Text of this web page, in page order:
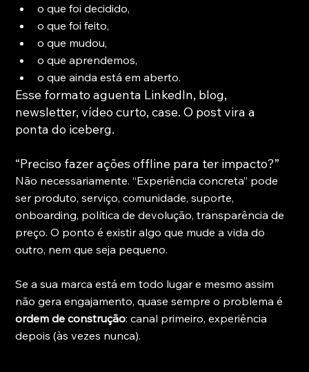
o que foi decidido,
o que foi feito,
o que mudou,
o que aprendemos,
o que ainda está em aberto.
Esse formato aguenta LinkedIn, blog,
newsletter, vídeo curto, case. O post vira a
ponta do iceberg.
“Preciso fazer ações offline para ter impacto?”
Não necessariamente. “Experiência concreta” pode
ser produto, serviço, comunidade, suporte,
onboarding, política de devolução, transparência de
preço. O ponto é existir algo que mude a vida do
outro, nem que seja pequeno.
Se a sua marca está em todo lugar e mesmo assim
não gera engajamento, quase sempre o problema é
ordem de construção: canal primeiro, experiência
depois (às vezes nunca).